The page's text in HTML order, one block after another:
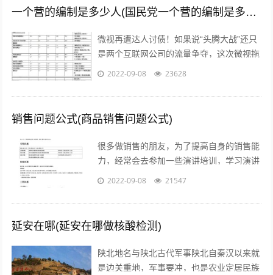
一个营的编制是多少人(国民党一个营的编制是多少人)
微视再遭达人讨债！如果说“头腾大战”还只
是两个互联网公司的流量争夺，这次微视拖
欠达人补贴额的行为，无疑是雪上加霜，让
2022-09-08 23628
销售问题公式(商品销售问题公式)
很多做销售的朋友，为了提高自身的销售能
力，经常会去参加一些演讲培训，学习演讲
能力，训练自己的执行力，树立强大销售自
2022-09-08 21547
延安在哪(延安在哪做核酸检测)
陕北地名与陕北古代军事陕北自秦汉以来就
是边关重地，军事要冲，也是农业定居民族